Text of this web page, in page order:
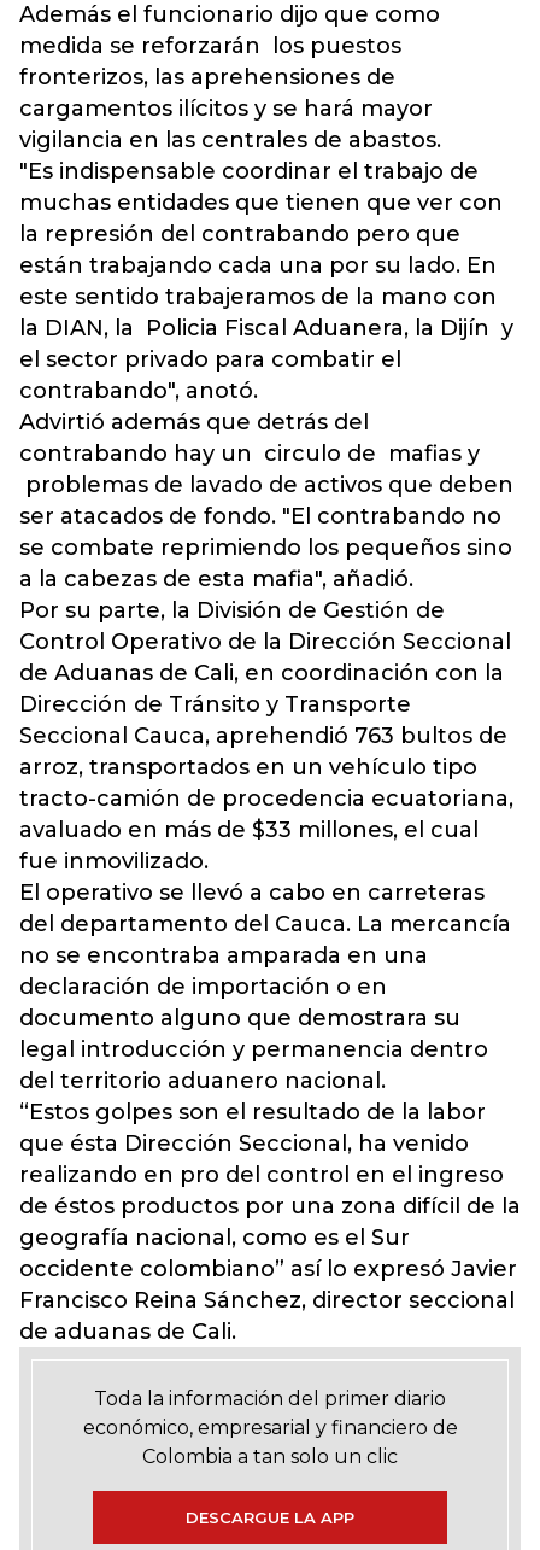
Además el funcionario dijo que como
medida se reforzarán los puestos
fronterizos, las aprehensiones de
cargamentos ilícitos y se hará mayor
vigilancia en las centrales de abastos.
"Es indispensable coordinar el trabajo de
muchas entidades que tienen que ver con
la represión del contrabando pero que
están trabajando cada una por su lado. En
este sentido trabajeramos de la mano con
la DIAN, la Policia Fiscal Aduanera, la Dijín y
el sector privado para combatir el
contrabando", anotó.
Advirtió además que detrás del
contrabando hay un circulo de mafias y
problemas de lavado de activos que deben
ser atacados de fondo. "El contrabando no
se combate reprimiendo los pequeños sino
a la cabezas de esta mafia", añadió.
Por su parte, la División de Gestión de
Control Operativo de la Dirección Seccional
de Aduanas de Cali, en coordinación con la
Dirección de Tránsito y Transporte
Seccional Cauca, aprehendió 763 bultos de
arroz, transportados en un vehículo tipo
tracto-camión de procedencia ecuatoriana,
avaluado en más de $33 millones, el cual
fue inmovilizado.
El operativo se llevó a cabo en carreteras
del departamento del Cauca. La mercancía
no se encontraba amparada en una
declaración de importación o en
documento alguno que demostrara su
legal introducción y permanencia dentro
del territorio aduanero nacional.
“Estos golpes son el resultado de la labor
que ésta Dirección Seccional, ha venido
realizando en pro del control en el ingreso
de éstos productos por una zona difícil de la
geografía nacional, como es el Sur
occidente colombiano” así lo expresó Javier
Francisco Reina Sánchez, director seccional
de aduanas de Cali.
Toda la información del primer diario
económico, empresarial y financiero de
Colombia a tan solo un clic
DESCARGUE LA APP